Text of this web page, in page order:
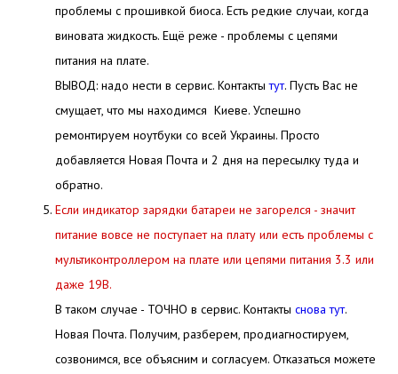
проблемы с прошивкой биоса. Есть редкие случаи, когда
виновата жидкость. Ещё реже - проблемы с цепями
питания на плате.
ВЫВОД: надо нести в сервис. Контактытут. Пусть Вас не
смущает, что мы находимся Киеве. Успешно
ремонтируем ноутбуки со всей Украины. Просто
добавляется Новая Почта и 2 дня на пересылку туда и
обратно.
Если индикатор зарядки батареи не загорелся - значит
питание вовсе не поступает на плату или есть проблемы с
мультиконтроллером на плате или цепями питания 3.3 или
даже 19В.
В таком случае - ТОЧНО в сервис. Контактыснова тут.
Новая Почта. Получим, разберем, продиагностируем,
созвонимся, все объясним и согласуем. Отказаться можете